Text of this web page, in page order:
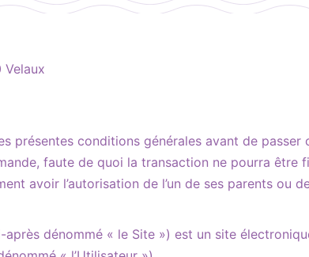
Velaux
présentes conditions générales avant de
faute de quoi la transaction ne pourra être
avoir l’autorisation de l’un de ses parents ou
dénommé « le Site ») est un site